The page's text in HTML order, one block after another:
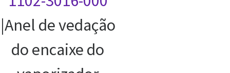
|Anel de vedação
do encaixe do